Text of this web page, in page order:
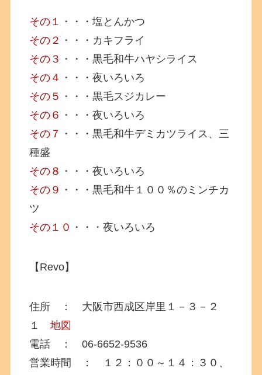
その１ ・・・塩とんかつ
その２ ・・・カキフライ
その３ ・・・黒毛和牛ハヤシライス
その４ ・・・夜いろいろ
その５ ・・・黒毛スジカレー
その６ ・・・夜いろいろ
その７ ・・・黒毛和牛デミカツライス、三
種盛
その８ ・・・夜いろいろ
その９ ・・・黒毛和牛１００％のミンチカ
ツ
その１０ ・・・夜いろいろ
【Revo】
住所 ： 大阪市西成区岸里１－３－２
１地図
電話 ： 06-6652-9536
営業時間 ： １２：００～１４：３０、